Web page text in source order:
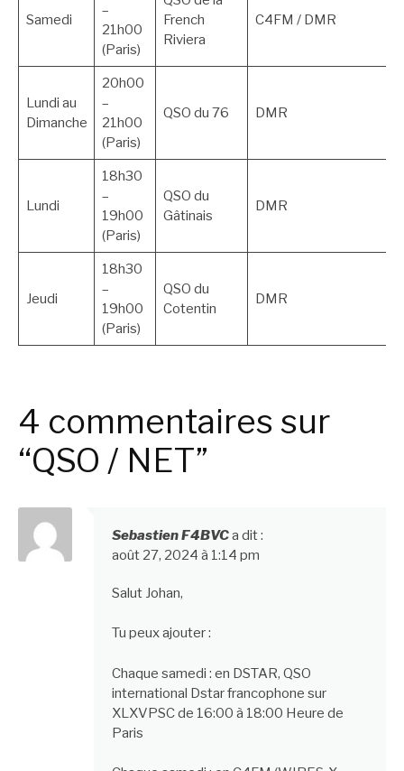
Samedi
–
21h00
(Paris)
French
Riviera
C4FM / DMR
Lundi au
Dimanche
20h00
–
21h00
(Paris)
QSO du 76 DMR
Lundi
18h30
–
19h00
(Paris)
QSO du
Gâtinais
DMR
Jeudi
18h30
–
19h00
(Paris)
QSO du
Cotentin
DMR
4 commentaires sur
“QSO / NET”
Sebastien F4BVCa dit :
août 27, 2024 à 1:14 pm
Salut Johan,
Tu peux ajouter :
Chaque samedi : en DSTAR, QSO
international Dstar francophone sur
XLXVPSC de 16:00 à 18:00 Heure de
Paris